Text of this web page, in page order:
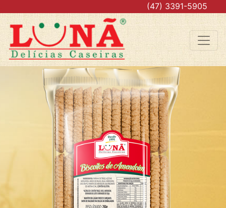
(47) 3391-5905